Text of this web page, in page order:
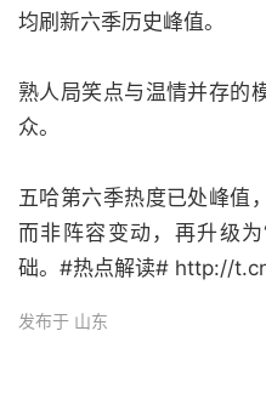
均刷新六季历史峰值。
熟人局笑点与温情并存的
众。
五哈第六季热度已处峰值
而非阵容变动，再升级
础。#热点解读# http://
发布于 山东